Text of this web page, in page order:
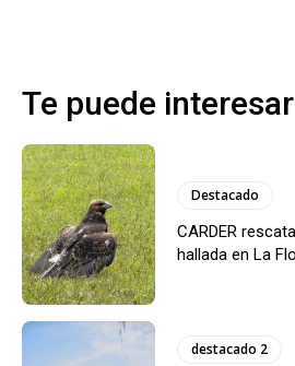
Te puede interesar
Destacado
CARDER
hallada en La
destacado 2